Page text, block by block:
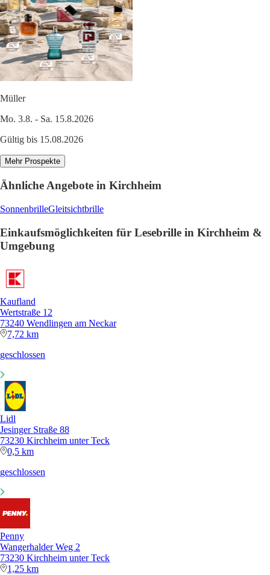
Müller
Mo. 3.8. - Sa. 15.8.2026
Gültig bis 15.08.2026
Mehr Prospekte
Ähnliche Angebote in Kirchheim
SonnenbrilleGleitsichtbrille
Einkaufsmöglichkeiten für Lesebrille in Kirchheim &
Umgebung
Kaufland
Wertstraße 12
73240 Wendlingen am Neckar
7,72 km
geschlossen
Lidl
Jesinger Straße 88
73230 Kirchheim unter Teck
0,5 km
geschlossen
Penny
Wangerhalder Weg 2
73230 Kirchheim unter Teck
1,25 km